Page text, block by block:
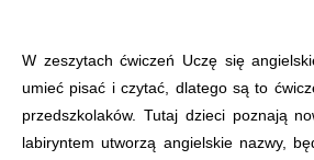
W zeszytach ćwiczeń Uczę się
umieć pisać i czytać, dlatego są to
przedszkolaków. Tutaj dzieci poznają
labiryntem utworzą angielskie nazwy,